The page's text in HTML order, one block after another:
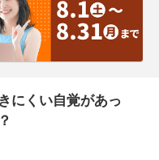
にくい自覚があっ